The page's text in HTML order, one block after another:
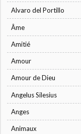
Alvaro del Portillo
Âme
Amitié
Amour
Amour de Dieu
Angelus Silesius
Anges
Animaux